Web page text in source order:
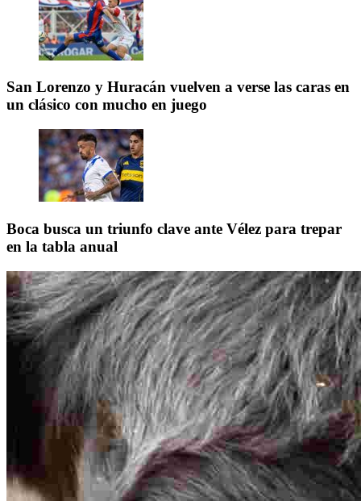
San Lorenzo y Huracán vuelven a verse las caras en
un clásico con mucho en juego
Boca busca un triunfo clave ante Vélez para trepar
en la tabla anual